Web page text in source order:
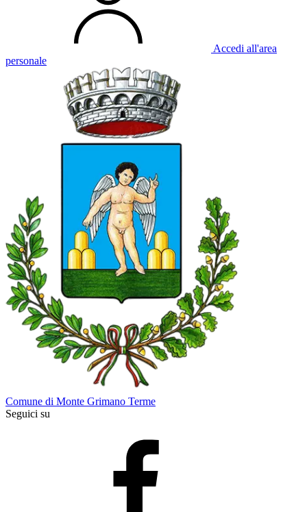
Accedi all'area
personale
Comune di Monte Grimano Terme
Seguici su